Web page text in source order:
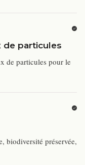
de particules
de particules pour le
biodiversité préservée,